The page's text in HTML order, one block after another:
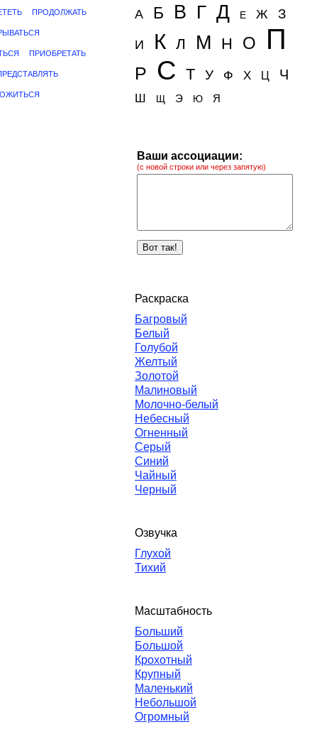
ПРОДОЛЖАТЬ
ПРИОБРЕТАТЬ
А
Б В Г Д Е Ж З
И К Л М Н О П
Р С Т У Ф Х Ц Ч
Ш Щ Э Ю Я
Ваши ассоциации:
(с новой строки или через запятую)
Раскраска
Багровый
Белый
Голубой
Желтый
Золотой
Малиновый
Молочно-белый
Небесный
Огненный
Серый
Синий
Чайный
Черный
Озвучка
Глухой
Тихий
Масштабность
Больший
Большой
Крохотный
Крупный
Маленький
Небольшой
Огромный